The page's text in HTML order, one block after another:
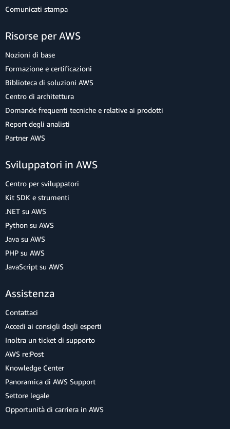
Comunicati stampa
Risorse per AWS
Nozioni di base
Formazione e certificazioni
Biblioteca di soluzioni AWS
Centro di architettura
Domande frequenti tecniche e relative ai prodotti
Report degli analisti
Partner AWS
Sviluppatori in AWS
Centro per sviluppatori
Kit SDK e strumenti
.NET su AWS
Python su AWS
Java su AWS
PHP su AWS
JavaScript su AWS
Assistenza
Contattaci
Accedi ai consigli degli esperti
Inoltra un ticket di supporto
AWS re:Post
Knowledge Center
Panoramica di AWS Support
Settore legale
Opportunità di carriera in AWS